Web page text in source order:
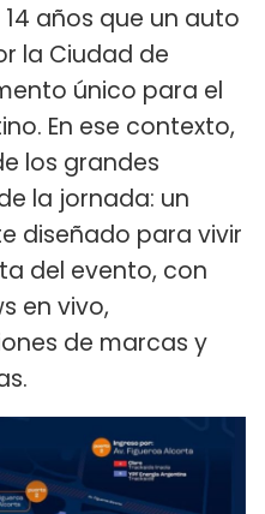
años que un auto
la Ciudad de
único para el
En ese contexto,
los grandes
la jornada: un
diseñado para vivir
del evento, con
en vivo,
de marcas y